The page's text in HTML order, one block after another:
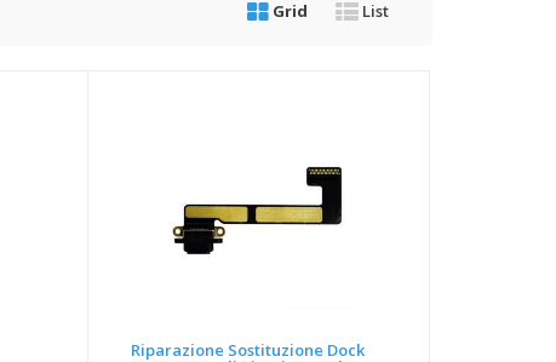
Grid List
Riparazione Sostituzione Dock